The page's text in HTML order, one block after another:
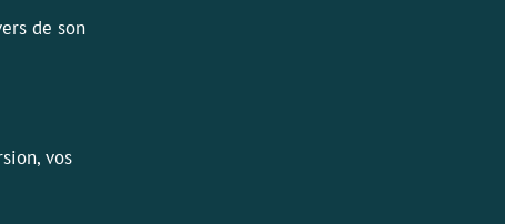
de son
vos